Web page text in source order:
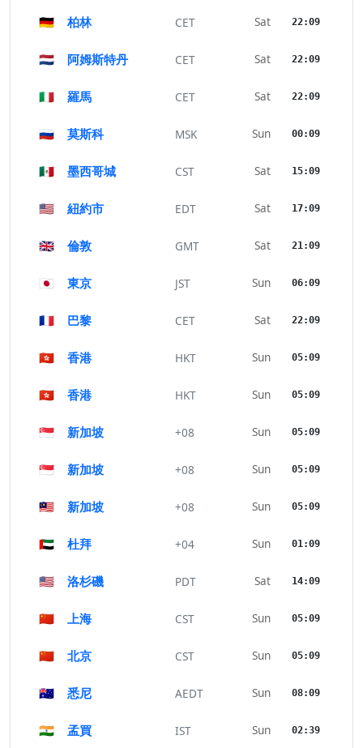
🇩🇪 柏林 CET Sat 22:09
🇳🇱 阿姆斯特丹 CET Sat 22:09
🇮🇹 羅馬 CET Sat 22:09
🇷🇺 莫斯科 MSK Sun 00:09
🇲🇽 墨西哥城 CST Sat 15:09
🇺🇸 紐約市 EDT Sat 17:09
🇬🇧 倫敦 GMT Sat 21:09
🇯🇵 東京 JST Sun 06:09
🇫🇷 巴黎 CET Sat 22:09
🇭🇰 香港 HKT Sun 05:09
🇭🇰 香港 HKT Sun 05:09
🇸🇬 新加坡 +08 Sun 05:09
🇸🇬 新加坡 +08 Sun 05:09
🇲🇾 新加坡 +08 Sun 05:09
🇦🇪 杜拜 +04 Sun 01:09
🇺🇸 洛杉磯 PDT Sat 14:09
🇨🇳 上海 CST Sun 05:09
🇨🇳 北京 CST Sun 05:09
🇦🇺 悉尼 AEDT Sun 08:09
🇮🇳 孟買 IST Sun 02:39